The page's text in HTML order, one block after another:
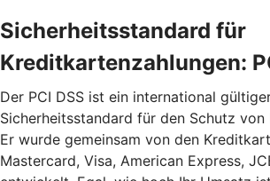
Sicherheitsstandard für
Kreditkartenzahlungen:
Der PCI DSS ist ein international
Sicherheitsstandard für den Schutz
Er wurde gemeinsam von den
Mastercard, Visa, American Express,